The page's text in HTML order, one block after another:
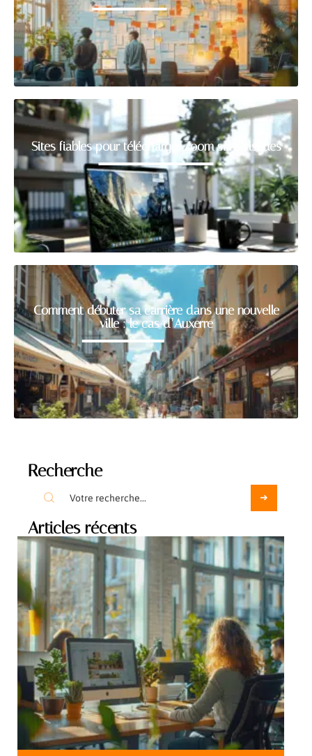
Sites fiables pour télécharger Zoom sans risques
Comment débuter sa carrière dans une nouvelle
ville : le cas d’Auxerre
Recherche
Articles récents